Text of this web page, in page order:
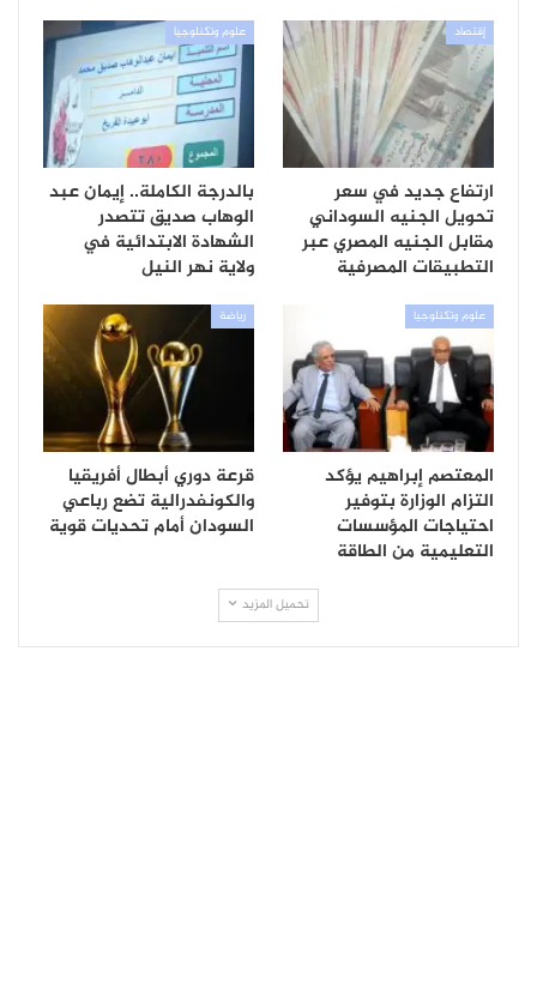
إقتصاد
ارتفاع جديد في سعر
تحويل الجنيه السوداني
مقابل الجنيه المصري عبر
التطبيقات المصرفية
علوم وتكنلوجيا
بالدرجة الكاملة.. إيمان عبد
الوهاب صديق تتصدر
الشهادة الابتدائية في
ولاية نهر النيل
علوم وتكنلوجيا
المعتصم إبراهيم يؤكد
التزام الوزارة بتوفير
احتياجات المؤسسات
التعليمية من الطاقة
رياضة
قرعة دوري أبطال أفريقيا
والكونفدرالية تضع رباعي
السودان أمام تحديات قوية
تحميل المزيد